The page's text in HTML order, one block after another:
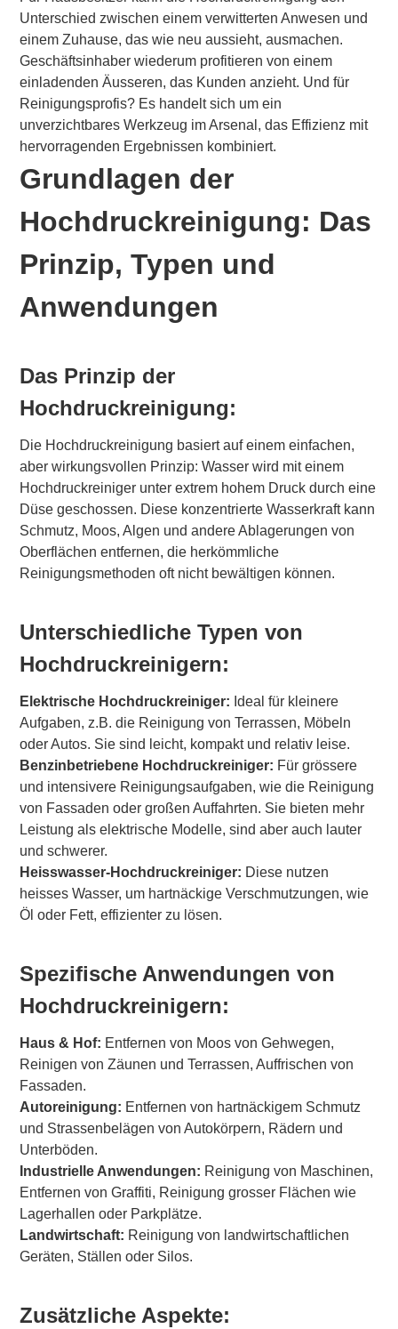
Unterschied zwischen einem verwitterten Anwesen und
einem Zuhause, das wie neu aussieht, ausmachen.
Geschäftsinhaber wiederum profitieren von einem
einladenden Äusseren, das Kunden anzieht. Und für
Reinigungsprofis? Es handelt sich um ein
unverzichtbares Werkzeug im Arsenal, das Effizienz mit
hervorragenden Ergebnissen kombiniert.
Grundlagen der
Hochdruckreinigung: Das
Prinzip, Typen und
Anwendungen
Das Prinzip der
Hochdruckreinigung:
Die Hochdruckreinigung basiert auf einem einfachen,
aber wirkungsvollen Prinzip: Wasser wird mit einem
Hochdruckreiniger unter extrem hohem Druck durch eine
Düse geschossen. Diese konzentrierte Wasserkraft kann
Schmutz, Moos, Algen und andere Ablagerungen von
Oberflächen entfernen, die herkömmliche
Reinigungsmethoden oft nicht bewältigen können.
Unterschiedliche Typen von
Hochdruckreinigern:
Elektrische Hochdruckreiniger: Ideal für kleinere
Aufgaben, z.B. die Reinigung von Terrassen, Möbeln
oder Autos. Sie sind leicht, kompakt und relativ leise.
Benzinbetriebene Hochdruckreiniger: Für grössere
und intensivere Reinigungsaufgaben, wie die Reinigung
von Fassaden oder großen Auffahrten. Sie bieten mehr
Leistung als elektrische Modelle, sind aber auch lauter
und schwerer.
Heisswasser-Hochdruckreiniger: Diese nutzen
heisses Wasser, um hartnäckige Verschmutzungen, wie
Öl oder Fett, effizienter zu lösen.
Spezifische Anwendungen von
Hochdruckreinigern:
Haus & Hof: Entfernen von Moos von Gehwegen,
Reinigen von Zäunen und Terrassen, Auffrischen von
Fassaden.
Autoreinigung: Entfernen von hartnäckigem Schmutz
und Strassenbelägen von Autokörpern, Rädern und
Unterböden.
Industrielle Anwendungen: Reinigung von Maschinen,
Entfernen von Graffiti, Reinigung grosser Flächen wie
Lagerhallen oder Parkplätze.
Landwirtschaft: Reinigung von landwirtschaftlichen
Geräten, Ställen oder Silos.
Zusätzliche Aspekte: